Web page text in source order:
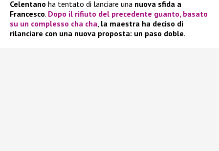
Celentano ha tentato di lanciare una nuova sfida a
Francesco. Dopo il rifiuto del precedente guanto, basato
su un complesso cha cha, la maestra ha deciso di
rilanciare con una nuova proposta: un paso doble.